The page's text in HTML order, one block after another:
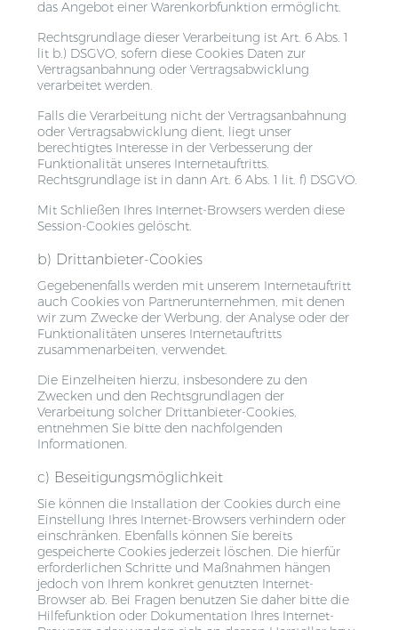
das Angebot einer Warenkorbfunktion ermöglicht.
Rechtsgrundlage dieser Verarbeitung ist Art. 6 Abs. 1
lit b.) DSGVO, sofern diese Cookies Daten zur
Vertragsanbahnung oder Vertragsabwicklung
verarbeitet werden.
Falls die Verarbeitung nicht der Vertragsanbahnung
oder Vertragsabwicklung dient, liegt unser
berechtigtes Interesse in der Verbesserung der
Funktionalität unseres Internetauftritts.
Rechtsgrundlage ist in dann Art. 6 Abs. 1 lit. f) DSGVO.
Mit Schließen Ihres Internet-Browsers werden diese
Session-Cookies gelöscht.
b) Drittanbieter-Cookies
Gegebenenfalls werden mit unserem Internetauftritt
auch Cookies von Partnerunternehmen, mit denen
wir zum Zwecke der Werbung, der Analyse oder der
Funktionalitäten unseres Internetauftritts
zusammenarbeiten, verwendet.
Die Einzelheiten hierzu, insbesondere zu den
Zwecken und den Rechtsgrundlagen der
Verarbeitung solcher Drittanbieter-Cookies,
entnehmen Sie bitte den nachfolgenden
Informationen.
c) Beseitigungsmöglichkeit
Sie können die Installation der Cookies durch eine
Einstellung Ihres Internet-Browsers verhindern oder
einschränken. Ebenfalls können Sie bereits
gespeicherte Cookies jederzeit löschen. Die hierfür
erforderlichen Schritte und Maßnahmen hängen
jedoch von Ihrem konkret genutzten Internet-
Browser ab. Bei Fragen benutzen Sie daher bitte die
Hilfefunktion oder Dokumentation Ihres Internet-